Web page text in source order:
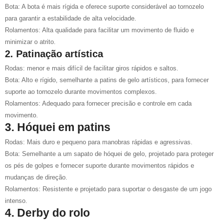
Bota: A bota é mais rígida e oferece suporte considerável ao tornozelo
para garantir a estabilidade de alta velocidade.
Rolamentos: Alta qualidade para facilitar um movimento de fluido e
minimizar o atrito.
2. Patinação artística
Rodas: menor e mais difícil de facilitar giros rápidos e saltos.
Bota: Alto e rígido, semelhante a patins de gelo artísticos, para fornecer
suporte ao tornozelo durante movimentos complexos.
Rolamentos: Adequado para fornecer precisão e controle em cada
movimento.
3. Hóquei em patins
Rodas: Mais duro e pequeno para manobras rápidas e agressivas.
Bota: Semelhante a um sapato de hóquei de gelo, projetado para proteger
os pés de golpes e fornecer suporte durante movimentos rápidos e
mudanças de direção.
Rolamentos: Resistente e projetado para suportar o desgaste de um jogo
intenso.
4. Derby do rolo